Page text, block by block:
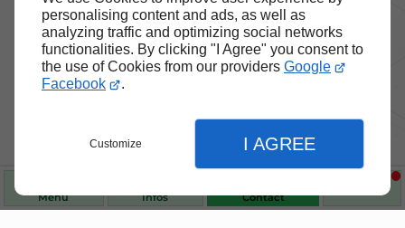
personalising content and ads, as well as
analyzing traffic and optimizing social networks
functionalities. By clicking "I Agree" you consent to
the use of Cookies from our providers Google
Facebook
.
Customize I AGREE
Menu Infos Contact
Nos produits de santé et de
Choisissez des produits fiables pour vous
accompagner au quotidien.